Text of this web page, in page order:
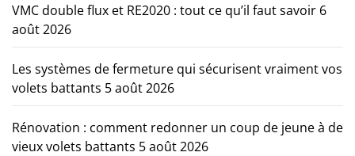
VMC double flux et RE2020 : tout ce qu’il faut savoir 6
août 2026
Les systèmes de fermeture qui sécurisent vraiment vos
volets battants 5 août 2026
Rénovation : comment redonner un coup de jeune à de
vieux volets battants 5 août 2026